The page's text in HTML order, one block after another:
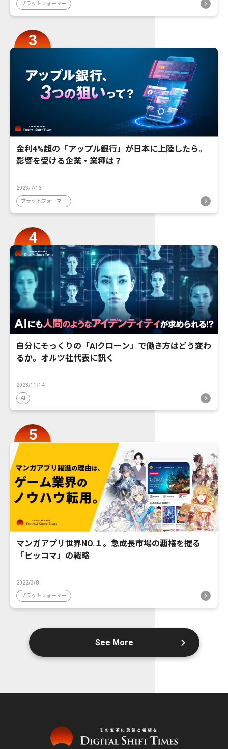
プラットフォーマー
金利4%超の「アップル銀行」が日本に上陸したら。
影響を受ける企業・業種は？
2023/7/13
プラットフォーマー
自分にそっくりの「AIクローン」で働き方はどう変わ
るか。オルツ社代表に訊く
2023/11/14
AI
マンガアプリ世界NO.１。急成長市場の覇権を握る
「ピッコマ」の戦略
2022/3/8
プラットフォーマー
See More